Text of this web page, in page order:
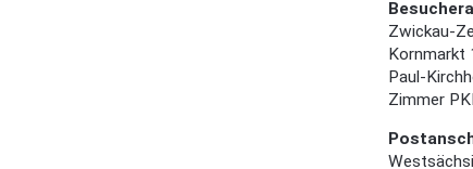
Zwickau-
Kornmarkt
Paul-
Zimmer